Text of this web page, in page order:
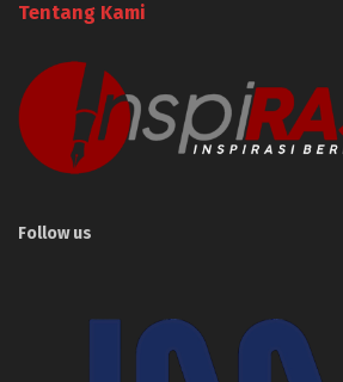
Tentang Kami
Follow us